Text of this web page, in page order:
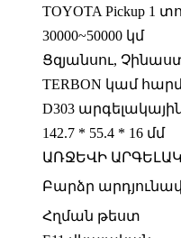
TOYOTA Pickup 1
30000~50000 կմ
Ցզյանսու,
TERBON կամ
D303
142.7 * 55.4 * 16 մմ
ԱՌՋԵՎԻ
Բարձր
Հղման թեստ